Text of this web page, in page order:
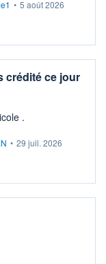
• 5 août 2026
crédité ce jour
.
• 29 juil. 2026